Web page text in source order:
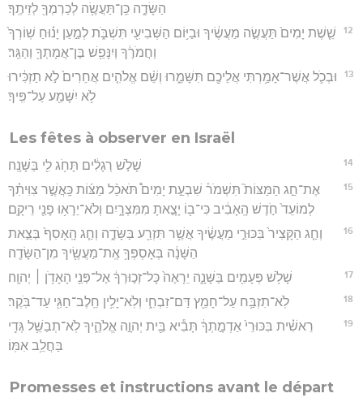
הַשָּׂדֶ֑ה כֵּֽן־תַּעֲשֶׂ֥ה לְכַרְמְךָ֖ לְזֵיתֶֽךָ׃
12
שֵׁ֤שֶׁת יָמִים֙ תַּעֲשֶׂ֣ה מַעֲשֶׂ֔יךָ וּבַיּ֥וֹם הַשְּׁבִיעִ֖י תִּשְׁבֹּ֑ת לְמַ֣עַן יָנ֗וּחַ שֽׁוֹרְךָ֙
וַחֲמֹרֶ֔ךָ וְיִנָּפֵ֥שׁ בֶּן־אֲמָתְךָ֖ וְהַגֵּֽר׃
13
וּבְכֹ֛ל אֲשֶׁר־אָמַ֥רְתִּי אֲלֵיכֶ֖ם תִּשָּׁמֵ֑רוּ וְשֵׁ֨ם אֱלֹהִ֤ים אֲחֵרִים֙ לֹ֣א תַזְכִּ֔ירוּ
לֹ֥א יִשָּׁמַ֖ע עַל־פִּֽיךָ׃
Les fêtes à observer en Israël
14 שָׁלֹ֣שׁ רְגָלִ֔ים תָּחֹ֥ג לִ֖י בַּשָּׁנָֽה׃
15
אֶת־חַ֣ג הַמַּצּוֹת֮ תִּשְׁמֹר֒ שִׁבְעַ֣ת יָמִים֩ תֹּאכַ֨ל מַצּ֜וֹת כַּֽאֲשֶׁ֣ר צִוִּיתִ֗ךָ
לְמוֹעֵד֙ חֹ֣דֶשׁ הָֽאָבִ֔יב כִּי־ב֖וֹ יָצָ֣אתָ מִמִּצְרָ֑יִם וְלֹא־יֵרָא֥וּ פָנַ֖י רֵיקָֽם׃
16
וְחַ֤ג הַקָּצִיר֙ בִּכּוּרֵ֣י מַעֲשֶׂ֔יךָ אֲשֶׁ֥ר תִּזְרַ֖ע בַּשָּׂדֶ֑ה וְחַ֤ג הָֽאָסִף֙ בְּצֵ֣את
הַשָּׁנָ֔ה בְּאָסְפְּךָ֥ אֶֽת־מַעֲשֶׂ֖יךָ מִן־הַשָּׂדֶֽה׃
17 שָׁלֹ֥שׁ פְּעָמִ֖ים בַּשָּׁנָ֑ה יֵרָאֶה֙ כָּל־זְכ֣וּרְךָ֔ אֶל־פְּנֵ֖י הָאָדֹ֥ן ׀ יְהוָֽה׃
18 לֹֽא־תִזְבַּ֥ח עַל־חָמֵ֖ץ דַּם־זִבְחִ֑י וְלֹֽא־יָלִ֥ין חֵֽלֶב־חַגִּ֖י עַד־בֹּֽקֶר׃
19
רֵאשִׁ֗ית בִּכּוּרֵי֙ אַדְמָ֣תְךָ֔ תָּבִ֕יא בֵּ֖ית יְהוָ֣ה אֱלֹהֶ֑יךָ לֹֽא־תְבַשֵּׁ֥ל גְּדִ֖י
בַּחֲלֵ֥ב אִמּֽוֹ׃
Promesses et instructions avant le départ